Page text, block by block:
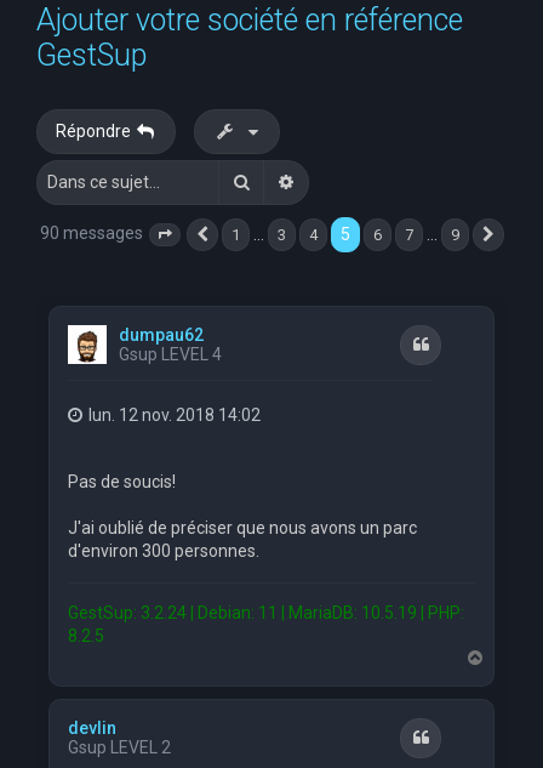
Ajouter votre société en référence
GestSup
Répondre
RechercherRecherche avancée
90 messages Page 5 sur 9
Précédente
1 3 4 5 6 7 9
dumpau62
Gsup LEVEL 4
Citation
lun. 12 nov. 2018 14:02
Pas de soucis!
J'ai oublié de préciser que nous avons un parc
d'environ 300 personnes.
GestSup: 3.2.24 | Debian: 11 | MariaDB: 10.5.19 | PHP:
8.2.5
a
devlin
Gsup LEVEL 2
Citation